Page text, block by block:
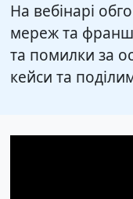
На вебінарі
мереж та
та помилки за
кейси та